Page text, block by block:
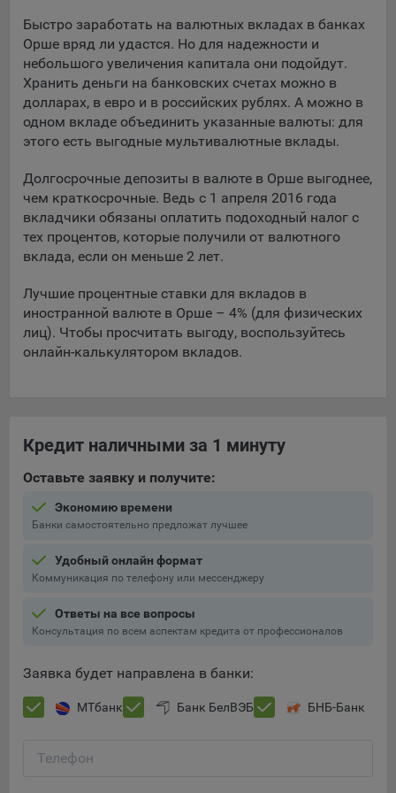
пользователей с сайтом.
9.3. Файлы cookie предпочтений, например, для настройки
контента. Данные файлы cookie собирают информацию о
выборе пользователя на сайте и его предпочтениях и
позволяют Обществу «запомнить» информацию о
выбранном пользователем городе и других местных
настраивать сайт.
9.4. Аналитические файлы cookie, например
Яндекс.Метрика, Google Analytics. Данные файлы cookie
собирают информацию о том, как пользователь
использовал сайты, и позволяют Обществу вносить в них
Аналитические файлы cookie показывают, какие страницы
сайта Общества посещаются чаще всего, помогают
выявлять трудности, возникающие при использовании
анализа трафика на сайтах.
9.5. Файлы cookie, применяемые для определения целевой
Google Analytics.
Необходимые для функционирования веб-аналитических
(статистические), установлены на сервере Общества и не
передаются третьим лицам, часть из которых хранятся во
Остальные - не более года.
Отключение аналитических файлов cookie не позволяет
наиболее и наименее популярные страницы и принимать
меры по совершенствованию работы сайта исходя из
Быстро заработать на валютных вкладах в банках
Орше вряд ли удастся. Но для надежности и
небольшого увеличения капитала они подойдут.
Хранить деньги на банковских счетах можно в
долларах, в евро и в российских рублях. А можно в
одном вкладе объединить указанные валюты: для
этого есть выгодные мультивалютные вклады.
Долгосрочные депозиты в валюте в Орше выгоднее,
чем краткосрочные. Ведь с 1 апреля 2016 года
вкладчики обязаны оплатить подоходный налог с
тех процентов, которые получили от валютного
вклада, если он меньше 2 лет.
Лучшие процентные ставки для вкладов в
иностранной валюте в Орше – 4% (для физических
лиц). Чтобы просчитать выгоду, воспользуйтесь
онлайн-калькулятором вкладов.
Кредит наличными за 1 минуту
Оставьте заявку и получите:
Экономию времени
Банки самостоятельно предложат лучшее
Удобный онлайн формат
Коммуникация по телефону или мессенджеру
Ответы на все вопросы
Консультация по всем аспектам кредита от профессионалов
Заявка будет направлена в банки:
МТбанк Банк БелВЭБ БНБ-Банк
Телефон